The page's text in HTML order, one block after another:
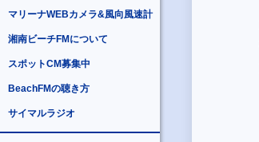
マリーナWEBカメラ&風向風速計
湘南ビーチFMについて
スポットCM募集中
BeachFMの聴き方
サイマルラジオ